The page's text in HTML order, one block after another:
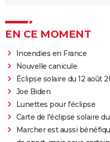
EN CE MOMENT
Incendies en France
Nouvelle canicule
Éclipse solaire du 12 août
Joe Biden
Lunettes pour l'éclipse
Carte de l'éclipse solaire
Marcher est aussi